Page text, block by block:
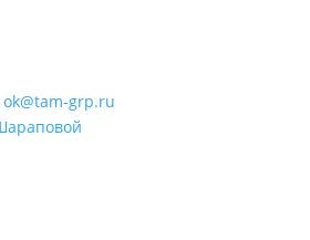
ok@tam-grp.ru